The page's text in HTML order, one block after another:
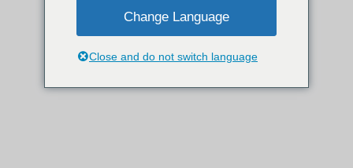
Change Language
Close and do not switch language